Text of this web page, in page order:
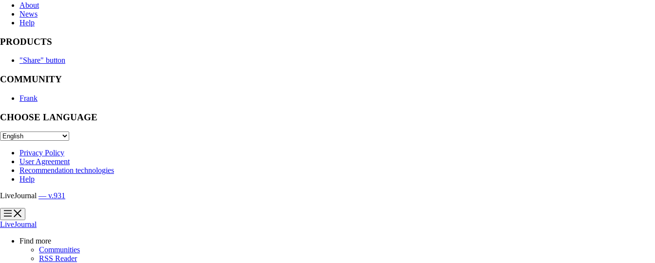
About
News
Help
PRODUCTS
"Share" button
COMMUNITY
Frank
CHOOSE LANGUAGE
Privacy Policy
User Agreement
Recommendation technologies
Help
LiveJournal — v.931
?
?
LiveJournal
Find more
Communities
RSS Reader